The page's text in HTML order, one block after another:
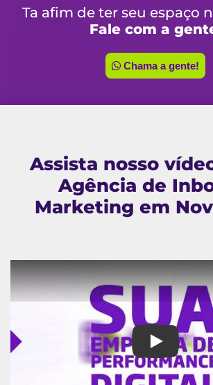
Ta afim de ter seu espaço
Fale com a
Chama a gente!
Assista nosso
Agência de
Marketing em
Agência